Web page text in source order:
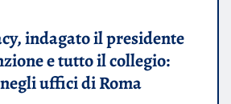
indagato il presidente
e tutto il collegio:
uffici di Roma